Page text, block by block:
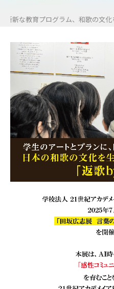
新な教育プログラム、和歌の文化